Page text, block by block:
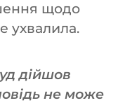
щодо
ухвалила.
дійшов
не може